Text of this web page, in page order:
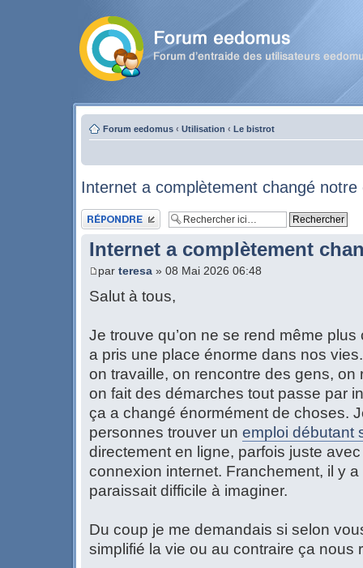
Forum eedomus ‹ Utilisation ‹ Le bistrot
Internet a complètement changé notre
Publier une réponse
Internet a complètement
par teresa » 08 Mai 2026 06:48
Salut à tous,
Je trouve qu’on ne se rend même
a pris une place énorme dans nos
on travaille, on rencontre des gens, on
on fait des démarches tout passe par
ça a changé énormément de choses.
personnes trouver un emploi débutant
directement en ligne, parfois juste
connexion internet. Franchement, il y
paraissait difficile à imaginer.
Du coup je me demandais si selon
simplifié la vie ou au contraire ça nous